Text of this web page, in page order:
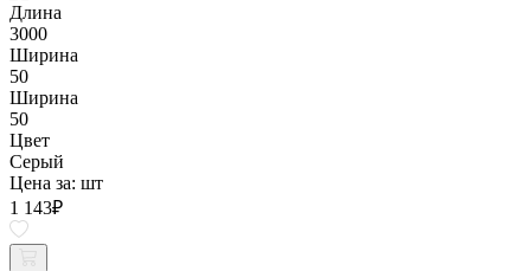
Длина
3000
Ширина
50
Ширина
50
Цвет
Серый
Цена за: шт
1 143₽